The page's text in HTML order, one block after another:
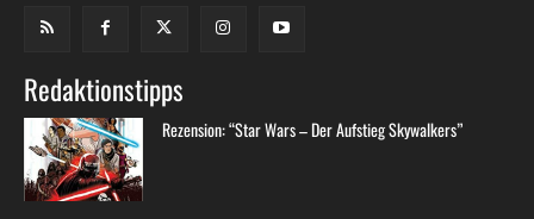
Redaktionstipps
Rezension: “Star Wars – Der Aufstieg Skywalkers”